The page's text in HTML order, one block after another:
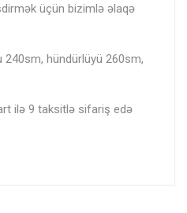
üçün bizimlə əlaqə
hündürlüyü 260sm,
ilə 9 taksitlə sifariş edə